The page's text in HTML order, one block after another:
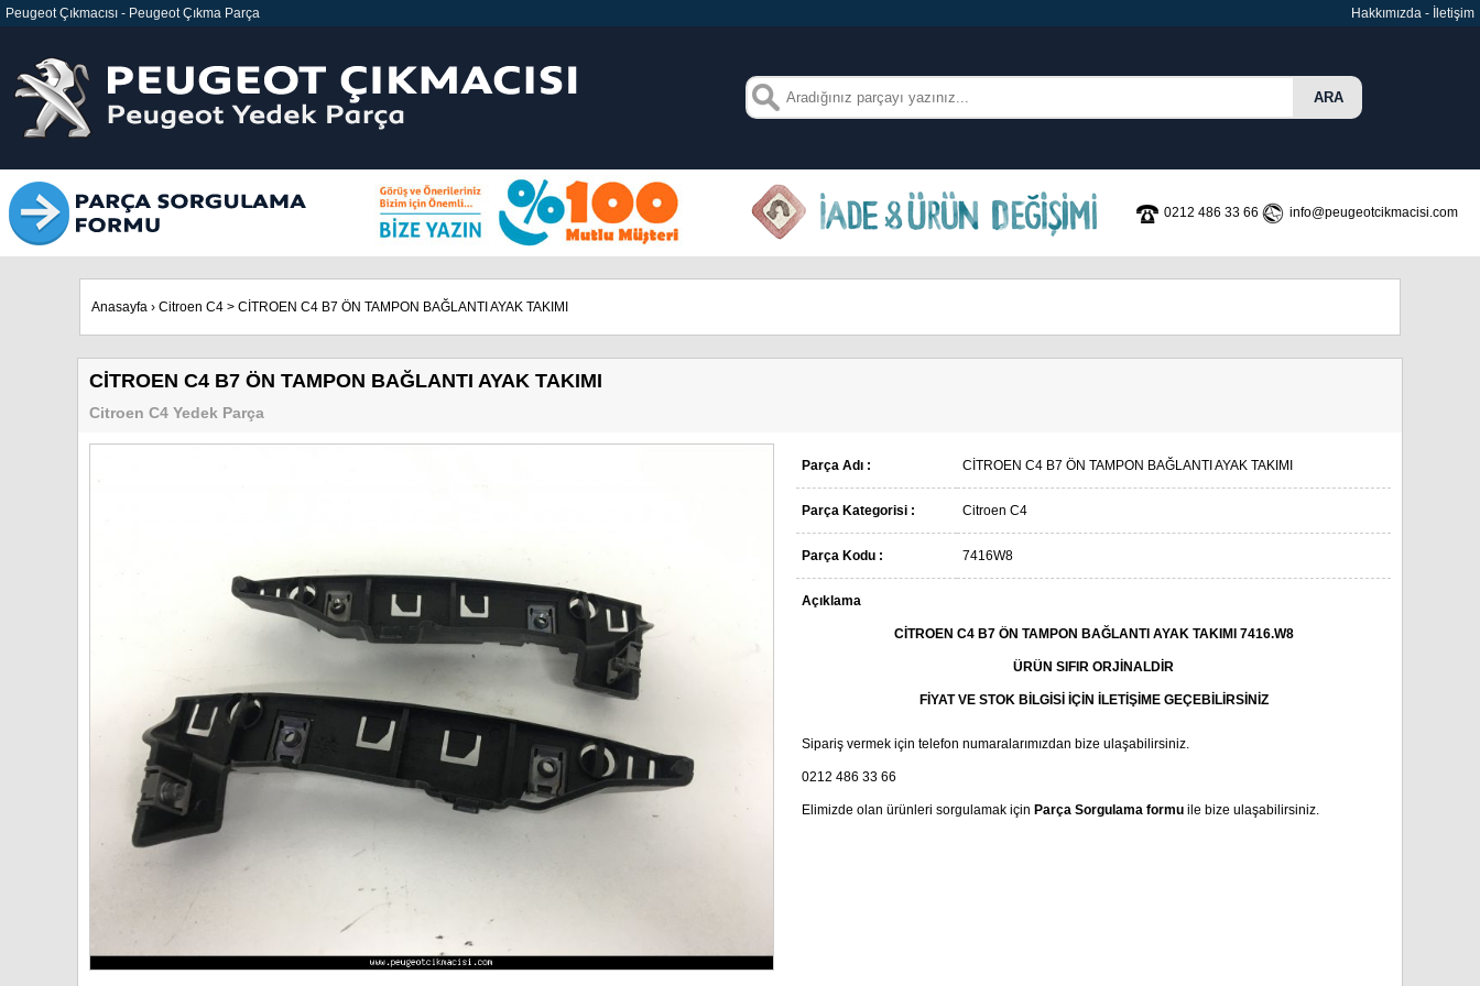
Peugeot Çıkmacısı - Peugeot Çıkma Parça Hakkımızda - İletişim
0212 486 33 66 info@peugeotcikmacisi.com
Anasayfa › Citroen C4 > CİTROEN C4 B7 ÖN TAMPON BAĞLANTI AYAK TAKIMI
CİTROEN C4 B7 ÖN TAMPON BAĞLANTI AYAK TAKIMI
Citroen C4 Yedek Parça
Parça Adı : CİTROEN C4 B7 ÖN TAMPON BAĞLANTI AYAK TAKIMI
Parça Kategorisi : Citroen C4
Parça Kodu : 7416W8
Açıklama
CİTROEN C4 B7 ÖN TAMPON BAĞLANTI AYAK TAKIMI 7416.W8
ÜRÜN SIFIR ORJİNALDİR
FİYAT VE STOK BİLGİSİ İÇİN İLETİŞİME GEÇEBİLİRSİNİZ
Sipariş vermek için telefon numaralarımızdan bize ulaşabilirsiniz.
0212 486 33 66
Elimizde olan ürünleri sorgulamak için Parça Sorgulama formu ile bize ulaşabilirsiniz.